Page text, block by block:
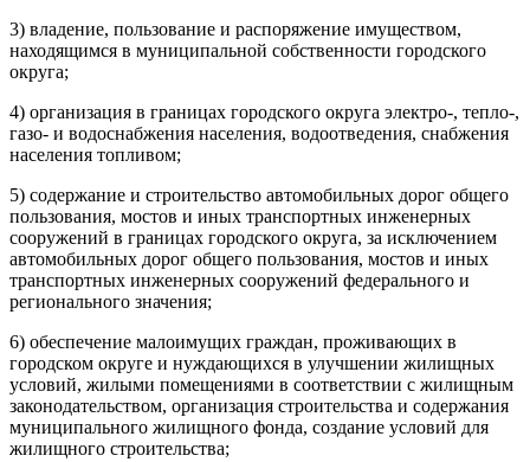
3) владение, пользование и распоряжение имуществом,
находящимся в муниципальной собственности городского
округа;
4) организация в границах городского округа электро-, тепло-,
газо- и водоснабжения населения, водоотведения, снабжения
населения топливом;
5) содержание и строительство автомобильных дорог общего
пользования, мостов и иных транспортных инженерных
сооружений в границах городского округа, за исключением
автомобильных дорог общего пользования, мостов и иных
транспортных инженерных сооружений федерального и
регионального значения;
6) обеспечение малоимущих граждан, проживающих в
городском округе и нуждающихся в улучшении жилищных
условий, жилыми помещениями в соответствии с жилищным
законодательством, организация строительства и содержания
муниципального жилищного фонда, создание условий для
жилищного строительства;